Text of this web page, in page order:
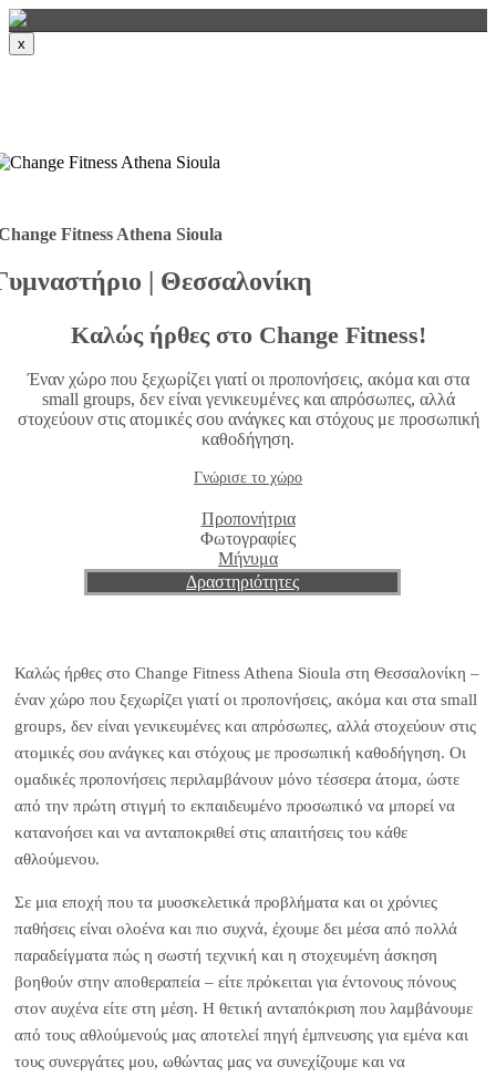
x
Fitness Athena Sioula
| Θεσσαλονίκη
Καλώς ήρθες στο Change Fitness!
Έναν χώρο που ξεχωρίζει γιατί οι προπονήσεις, ακόμα και στα
small groups, δεν είναι γενικευμένες και απρόσωπες, αλλά
στοχεύουν στις ατομικές σου ανάγκες και στόχους με προσωπική
καθοδήγηση.
Γνώρισε το χώρο
Προπονήτρια
Φωτογραφίες
Μήνυμα
Δραστηριότητες
Καλώς ήρθες στο Change Fitness Athena Sioula στη Θεσσαλονίκη –
έναν χώρο που ξεχωρίζει γιατί οι προπονήσεις, ακόμα και στα small
groups, δεν είναι γενικευμένες και απρόσωπες, αλλά στοχεύουν στις
ατομικές σου ανάγκες και στόχους με προσωπική καθοδήγηση. Οι
ομαδικές προπονήσεις περιλαμβάνουν μόνο τέσσερα άτομα, ώστε
από την πρώτη στιγμή το εκπαιδευμένο προσωπικό να μπορεί να
κατανοήσει και να ανταποκριθεί στις απαιτήσεις του κάθε
αθλούμενου.
Σε μια εποχή που τα μυοσκελετικά προβλήματα και οι χρόνιες
παθήσεις είναι ολοένα και πιο συχνά, έχουμε δει μέσα από πολλά
παραδείγματα πώς η σωστή τεχνική και η στοχευμένη άσκηση
βοηθούν στην αποθεραπεία – είτε πρόκειται για έντονους πόνους
στον αυχένα είτε στη μέση. Η θετική ανταπόκριση που λαμβάνουμε
από τους αθλούμενούς μας αποτελεί πηγή έμπνευσης για εμένα και
τους συνεργάτες μου, ωθώντας μας να συνεχίζουμε και να